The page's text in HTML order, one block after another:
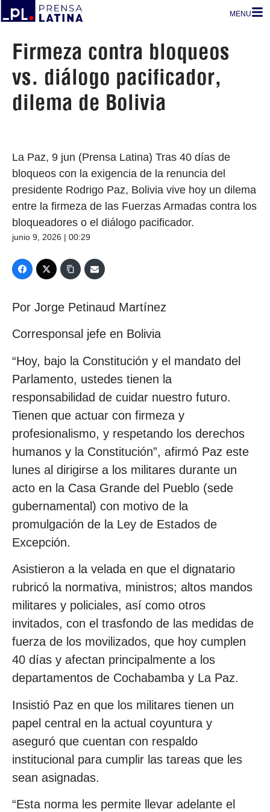
MENU
Firmeza contra bloqueos
vs. diálogo pacificador,
dilema de Bolivia
La Paz, 9 jun (Prensa Latina) Tras 40 días de
bloqueos con la exigencia de la renuncia del
presidente Rodrigo Paz, Bolivia vive hoy un dilema
entre la firmeza de las Fuerzas Armadas contra los
bloqueadores o el diálogo pacificador.
junio 9, 2026 | 00:29
Por Jorge Petinaud Martínez
Corresponsal jefe en Bolivia
“Hoy, bajo la Constitución y el mandato del
Parlamento, ustedes tienen la
responsabilidad de cuidar nuestro futuro.
Tienen que actuar con firmeza y
profesionalismo, y respetando los derechos
humanos y la Constitución”, afirmó Paz este
lunes al dirigirse a los militares durante un
acto en la Casa Grande del Pueblo (sede
gubernamental) con motivo de la
promulgación de la Ley de Estados de
Excepción.
Asistieron a la velada en que el dignatario
rubricó la normativa, ministros; altos mandos
militares y policiales, así como otros
invitados, con el trasfondo de las medidas de
fuerza de los movilizados, que hoy cumplen
40 días y afectan principalmente a los
departamentos de Cochabamba y La Paz.
Insistió Paz en que los militares tienen un
papel central en la actual coyuntura y
aseguró que cuentan con respaldo
institucional para cumplir las tareas que les
sean asignadas.
“Esta norma les permite llevar adelante el